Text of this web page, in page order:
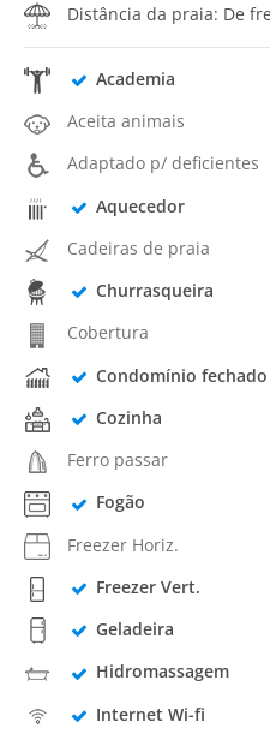
Distância da praia: De
Academia
Aceita animais
Adaptado p/ deficientes
Aquecedor
Cadeiras de praia
Churrasqueira
Cobertura
Condomínio fechado
Cozinha
Ferro passar
Fogão
Freezer Horiz.
Freezer Vert.
Geladeira
Hidromassagem
Internet Wi-fi